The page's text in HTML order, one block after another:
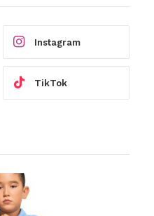
Instagram
TikTok